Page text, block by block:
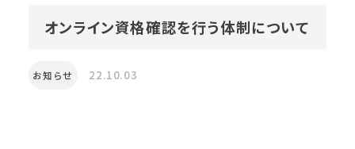
オンライン資格確認を行う体制について
お知らせ 22.10.03